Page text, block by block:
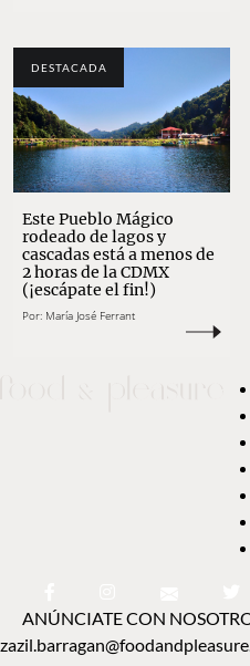
DESTACADA
Este Pueblo Mágico
rodeado de lagos y
cascadas está a menos de
2 horas de la CDMX
(¡escápate el fin!)
Por: María José Ferrant
ANÚNCIATE CON